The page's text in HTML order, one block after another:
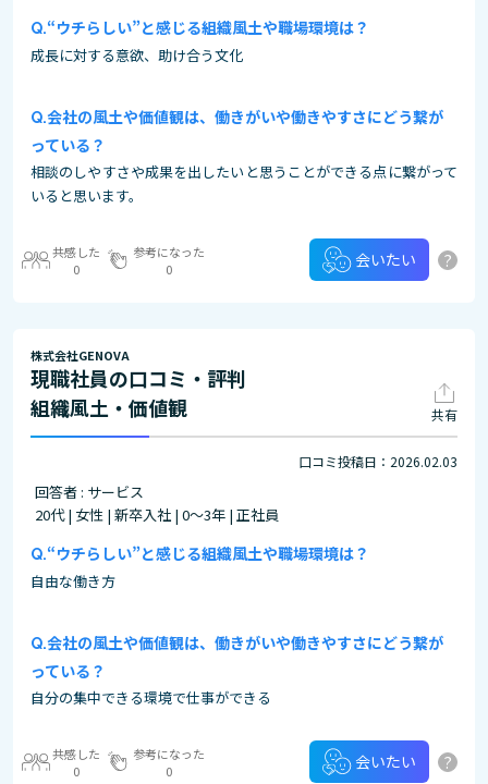
“ウチらしい”と感じる組織風土や職場環境は？
成長に対する意欲、助け合う文化
会社の風土や価値観は、働きがいや働きやすさにどう繋が
っている？
相談のしやすさや成果を出したいと思うことができる点に繋がって
いると思います。
共感した
0
参考になった
0
会いたい ?
株式会社GENOVA
現職社員の口コミ・評判
組織風土・価値観
共有
口コミ投稿日：2026.02.03
回答者 : サービス
20代 | 女性 | 新卒入社 | 0～3年 | 正社員
“ウチらしい”と感じる組織風土や職場環境は？
自由な働き方
会社の風土や価値観は、働きがいや働きやすさにどう繋が
っている？
自分の集中できる環境で仕事ができる
共感した
0
参考になった
0
会いたい ?